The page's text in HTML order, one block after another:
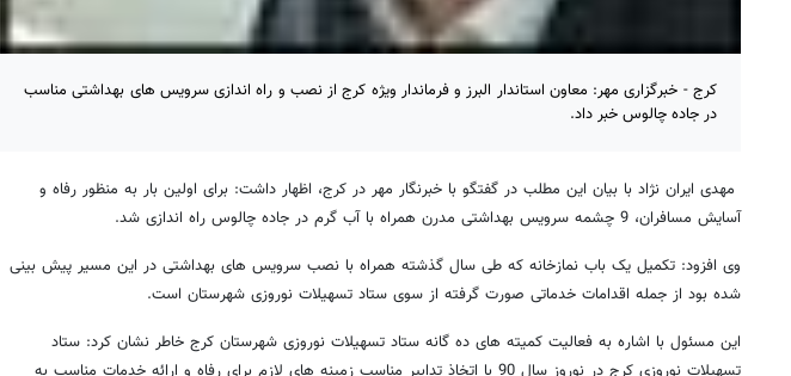
کرج - خبرگزاری مهر:‌ معاون استاندار البرز و فرماندار ویژه کرج از نصب و راه اندازی سرویس های بهداشتی مناسب
در جاده چالوس خبر داد.
مهدی ایران نژاد با بیان این مطلب در گفتگو با خبرنگار مهر در کرج، اظهار داشت: برای اولین بار به منظور رفاه و
آسایش مسافران، 9 چشمه سرویس بهداشتی مدرن همراه با آب گرم در جاده چالوس راه اندازی شد.
وی افزود: تکمیل یک باب نمازخانه که طی سال گذشته همراه با نصب سرویس های بهداشتی در این مسیر پیش بینی
شده بود از جمله اقدامات خدماتی صورت گرفته از سوی ستاد تسهیلات نوروزی شهرستان است.
این مسئول با اشاره به فعالیت کمیته های ده گانه ستاد تسهیلات نوروزی شهرستان کرج خاطر نشان کرد:‌ ستاد
تسهیلات نوروزی کرج در نوروز سال 90 با اتخاذ تدابیر مناسب زمینه های لازم برای رفاه و ارائه خدمات مناسب به